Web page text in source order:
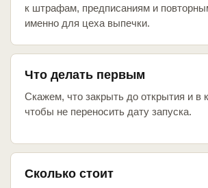
к штрафам, предписаниям и
именно для цеха выпечки.
Что делать первым
Скажем, что закрыть до открытия и в
чтобы не переносить дату запуска.
Сколько стоит